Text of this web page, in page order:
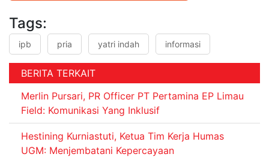
Tags:
ipb pria yatri indah informasi
BERITA TERKAIT
Merlin Pursari, PR Officer PT Pertamina EP Limau
Field: Komunikasi Yang Inklusif
Hestining Kurniastuti, Ketua Tim Kerja Humas
UGM: Menjembatani Kepercayaan